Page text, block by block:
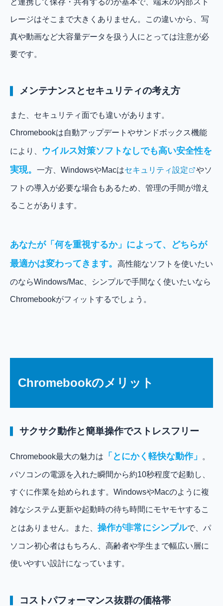
レージはそこまで大きくありません。この違いから、写
真や動画など大容量データを扱う人にとっては注意が必
要です。
メンテナンスとセキュリティの考え方
また、セキュリティ面でも違いがあります。
Chromebookは自動アップデートやサンドボックス機能
により、
ウイルス対策ソフトなしでも高い安全性を
実現。 一方、WindowsやMacはセキュリティ設定 やソ
フトの導入が必要な場合もあるため、管理の手間が増え
ることがあります。
あなたが「何を重視するか」によって、どちらが
最適かは変わってきます。 高性能なソフトを使いたい
のならWindows/Mac、シンプルで手間なく使いたいなら
Chromebookがフィットするでしょう。
Chromebookのメリット
サクサク動作と簡単操作でストレスフリー
Chromebook最大の魅力は 「とにかく軽快な動作」 。
パソコンの電源を入れた瞬間から約10秒程度で起動し、
すぐに作業を始められます。WindowsやMacのように複
雑なシステム更新や起動時の待ち時間にモヤモヤするこ
とはありません。また、 操作が非常にシンプルで、パ
ソコン初心者はもちろん、高齢者や学生まで幅広い層に
使いやすい設計になっています。
コストパフォーマンス抜群の価格帯